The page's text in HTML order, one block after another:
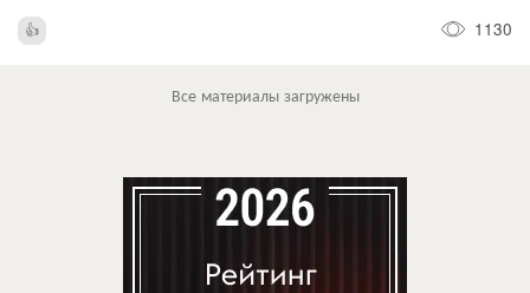
1130
Все материалы загружены